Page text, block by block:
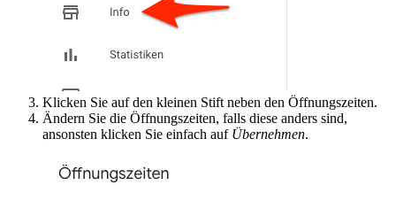
Klicken Sie auf den kleinen Stift neben den Öffnungszeiten.
Ändern Sie die Öffnungszeiten, falls diese anders sind,
ansonsten klicken Sie einfach auf Übernehmen.